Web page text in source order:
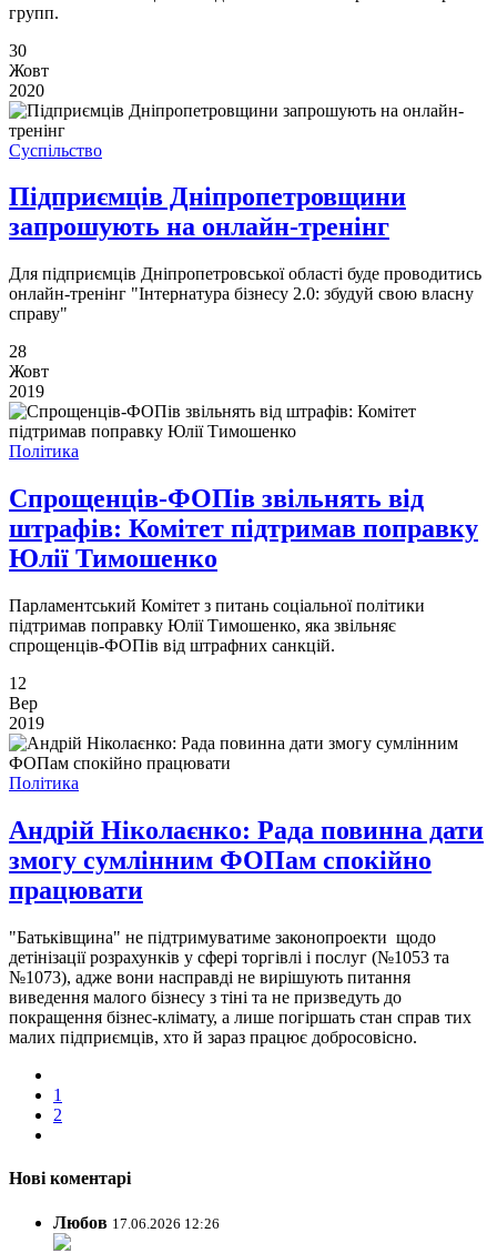
групп.
30
Жовт
2020
Суспільство
Підприємців Дніпропетровщини
запрошують на онлайн-тренінг
Для підприємців Дніпропетровської області буде проводитись
онлайн-тренінг "Інтернатура бізнесу 2.0: збудуй свою власну
справу"
28
Жовт
2019
Політика
Спрощенців-ФОПів звільнять від
штрафів: Комітет підтримав поправку
Юлії Тимошенко
Парламентський Комітет з питань соціальної політики
підтримав поправку Юлії Тимошенко, яка звільняє
спрощенців-ФОПів від штрафних санкцій.
12
Вер
2019
Політика
Андрій Ніколаєнко: Рада повинна дати
змогу сумлінним ФОПам спокійно
працювати
"Батьківщина" не підтримуватиме законопроекти щодо
детінізації розрахунків у сфері торгівлі і послуг (№1053 та
№1073), адже вони насправді не вирішують питання
виведення малого бізнесу з тіні та не призведуть до
покращення бізнес-клімату, а лише погіршать стан справ тих
малих підприємців, хто й зараз працює добросовісно.
1
2
Нові коментарі
Любов 17.06.2026 12:26